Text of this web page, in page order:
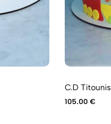
C.D Titounis
105.00 €